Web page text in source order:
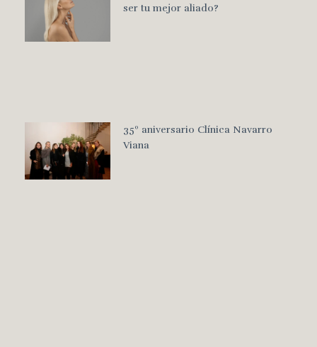
ser tu mejor aliado?
35º aniversario Clínica Navarro
Viana